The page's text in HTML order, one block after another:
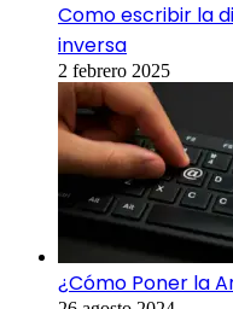
Como escribir la
inversa
2 febrero 2025
¿Cómo Poner la